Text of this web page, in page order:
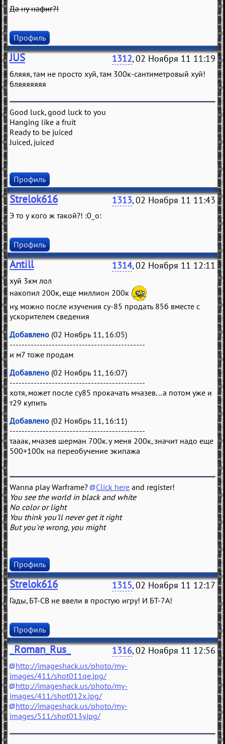
Да ну нафиг?!
Профиль
JUS 1312, 02 Ноября 11 11:19
бляяя, там не просто хуй, там 300к-сантиметровый хуй!
бляяяяяяя
Good luck, good luck to you
Hanging like a fruit
Ready to be juiced
Juiced, juiced
Профиль
Strelok616 1313, 02 Ноября 11 11:43
Э то у кого ж такой?! :0_о:
Профиль
Antill 1314, 02 Ноября 11 12:11
хуй 3км лол
накопил 200к, еще миллион 200к
ну, можно после изучения су-85 продать 85б вместе с
ускорителем сведения
Добавлено (02 Ноябрь 11, 16:05)
---------------------------------------------
и м7 тоже продам
Добавлено (02 Ноябрь 11, 16:07)
---------------------------------------------
хотя, может после су85 прокачать мчазев... а потом уже и
т29 купить
Добавлено (02 Ноябрь 11, 16:11)
---------------------------------------------
тааак, мчазев шерман 700к. у меня 200к, значит надо еще
500+100к на переобучение экипажа
Wanna play Warframe? Click here and register!
You see the world in black and white
No color or light
You think you'll never get it right
But you're wrong, you might
Профиль
Strelok616 1315, 02 Ноября 11 12:17
Гады, БТ-СВ не ввели в простую игру! И БТ-7А!
Профиль
_Roman_Rus_ 1316, 02 Ноября 11 12:56
http://imageshack.us/photo/my-
images/411/shot011qe.jpg/
http://imageshack.us/photo/my-
images/411/shot012x.jpg/
http://imageshack.us/photo/my-
images/511/shot013y.jpg/